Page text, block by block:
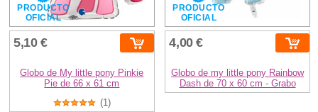
PRODUCTO
OFICIAL
5,10 €
Globo de My little pony Pinkie
Pie de 66 x 61 cm
(1)
PRODUCTO
OFICIAL
4,00 €
Globo de my little pony Rainbow
Dash de 70 x 60 cm - Grabo